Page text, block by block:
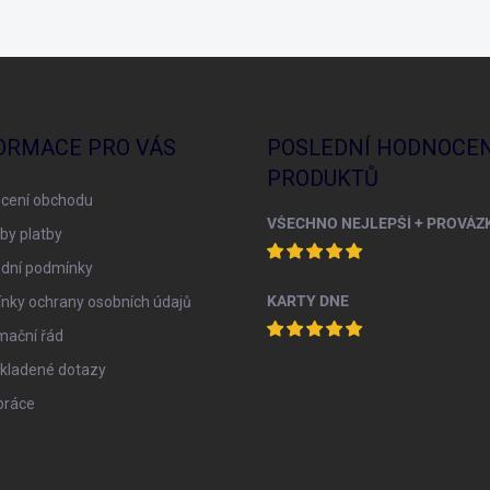
PRO VÁS
obchodu
platby
podmínky
ochrany osobních údajů
řád
dotazy
POSLEDNÍ
PRODUKTŮ
KARTY DNE